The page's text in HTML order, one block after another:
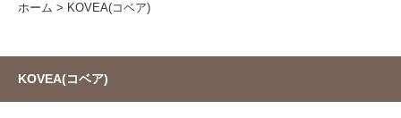
ホーム > KOVEA(コベア)
KOVEA(コベア)